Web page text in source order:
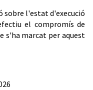
sobre l'estat d'execució
el compromís de
s'ha marcat per aquest